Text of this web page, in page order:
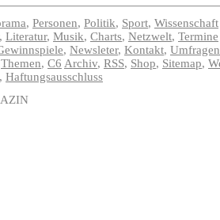
, Personen, Politik, Sport, Wissenschaft
, Literatur, Musik, Charts, Netzwelt, Termine
, Newsleter, Kontakt, Umfragen
Themen, C6 Archiv, RSS, Shop, Sitemap,
, Haftungsausschluss